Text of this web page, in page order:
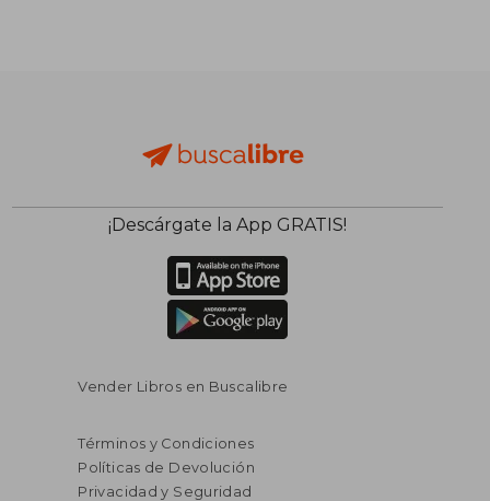
¡Descárgate la App GRATIS!
Vender Libros en Buscalibre
Términos y Condiciones
Políticas de Devolución
Privacidad y Seguridad